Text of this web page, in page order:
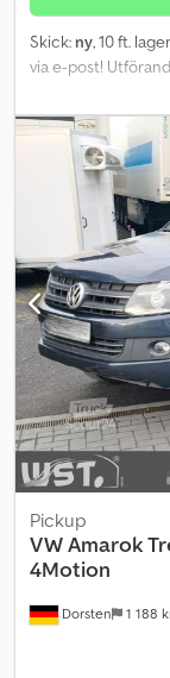
Skick: ny, 10 ft.
via e-post!
gentianblå -
Gaffeluttag: 950
Codpfsf Nzxlex
Containerhörn
Hantering möjlig
lagercontainer
lastkapacitet: 10
2.790,- exkl.
lagercontainer
lastkapacitet: 3
Leverans mot
vänligen via e-
Dorsten 1 188
Pickup
VWAmarok
4Motion